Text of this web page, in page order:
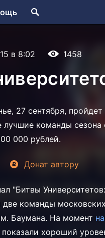
в 8:02 1458
27 сентября,
лучшие команды
000 рублей.
Донат автору
"Битвы
две команды
Баумана. На момент
хороший